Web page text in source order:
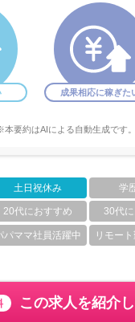
成果相応に稼ぎた
本要約はAIによる自動生成です
土日祝休み 学
20代におすすめ 30代
パママ社員活躍中 リモー
この求人を紹介